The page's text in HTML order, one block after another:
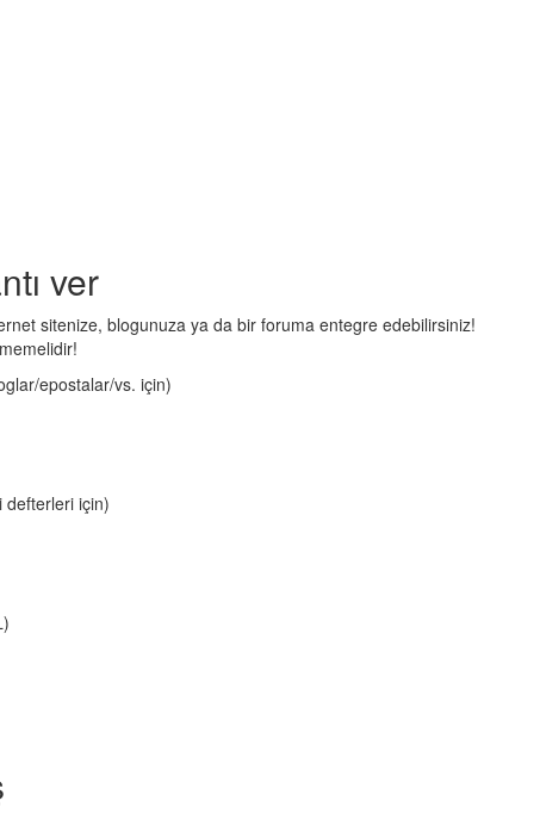
ver
sitenize, blogunuza ya da bir foruma entegre edebilirsiniz!
epostalar/vs. için)
defterleri için)